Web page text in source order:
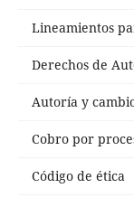
Lineamientos
Derechos de
Autoría y
Cobro por
Código de ética